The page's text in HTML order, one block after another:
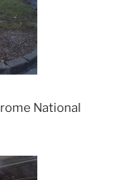
National